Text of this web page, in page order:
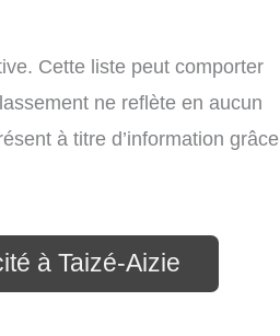
Cette liste peut comporter
ne reflète en aucun
à titre d’information grâce
à Taizé-Aizie